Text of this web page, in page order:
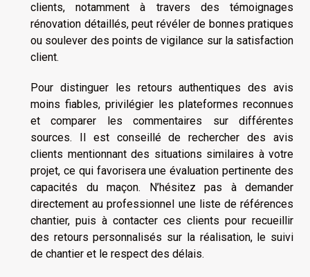
clients, notamment à travers des témoignages
rénovation détaillés, peut révéler de bonnes pratiques
ou soulever des points de vigilance sur la satisfaction
client.
Pour distinguer les retours authentiques des avis
moins fiables, privilégier les plateformes reconnues
et comparer les commentaires sur différentes
sources. Il est conseillé de rechercher des avis
clients mentionnant des situations similaires à votre
projet, ce qui favorisera une évaluation pertinente des
capacités du maçon. N’hésitez pas à demander
directement au professionnel une liste de références
chantier, puis à contacter ces clients pour recueillir
des retours personnalisés sur la réalisation, le suivi
de chantier et le respect des délais.